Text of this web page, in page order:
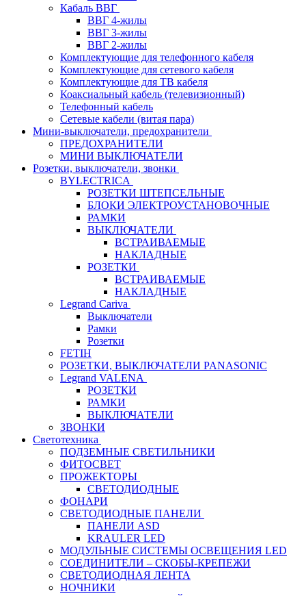
Кабаль ВВГ
ВВГ 4-жилы
ВВГ 3-жилы
ВВГ 2-жилы
Комплектующие для телефонного кабеля
Комплектующие для сетевого кабеля
Комплектующие для ТВ кабеля
Коаксиальный кабель (телевизионный)
Телефонный кабель
Сетевые кабели (витая пара)
Мини-выключатели, предохранители
ПРЕДОХРАНИТЕЛИ
МИНИ ВЫКЛЮЧАТЕЛИ
Розетки, выключатели, звонки
BYLECTRICA
РОЗЕТКИ ШТЕПСЕЛЬНЫЕ
БЛОКИ ЭЛЕКТРОУСТАНОВОЧНЫЕ
РАМКИ
ВЫКЛЮЧАТЕЛИ
ВСТРАИВАЕМЫЕ
НАКЛАДНЫЕ
РОЗЕТКИ
ВСТРАИВАЕМЫЕ
НАКЛАДНЫЕ
Legrand Cariva
Выключатели
Рамки
Розетки
FETIH
РОЗЕТКИ, ВЫКЛЮЧАТЕЛИ PANASONIC
Legrand VALENA
РОЗЕТКИ
РАМКИ
ВЫКЛЮЧАТЕЛИ
ЗВОНКИ
Светотехника
ПОДЗЕМНЫЕ СВЕТИЛЬНИКИ
ФИТОСВЕТ
ПРОЖЕКТОРЫ
СВЕТОДИОДНЫЕ
ФОНАРИ
СВЕТОДИОДНЫЕ ПАНЕЛИ
ПАНЕЛИ ASD
KRAULER LED
МОДУЛЬНЫЕ СИСТЕМЫ ОСВЕЩЕНИЯ LED
СОЕДИНИТЕЛИ – СКОБЫ-КРЕПЕЖИ
СВЕТОДИОДНАЯ ЛЕНТА
НОЧНИКИ